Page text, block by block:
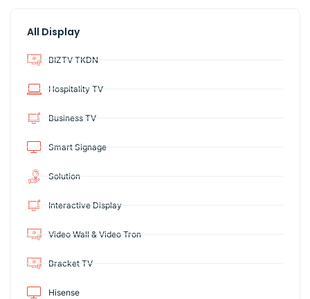
All Display
BIZTV TKDN
Hospitality TV
Business TV
Smart Signage
Solution
Interactive Display
Video Wall & Video Tron
Bracket TV
Hisense